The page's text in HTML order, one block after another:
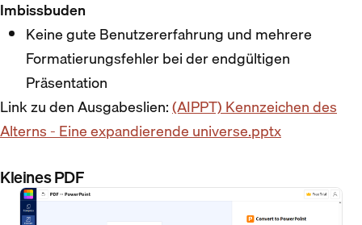
Imbissbuden
Keine gute Benutzererfahrung und mehrere
Formatierungsfehler bei der endgültigen
Präsentation
Link zu den Ausgabeslien:(AIPPT) Kennzeichen des
Alterns - Eine expandierende universe.pptx
Kleines PDF